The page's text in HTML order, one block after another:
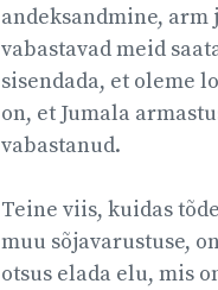
andeksandmine, arm
vabastavad meid
sisendada, et oleme
on, et Jumala
vabastanud.
Teine viis, kuidas
muu sõjavarustuse,
otsus elada elu, mis